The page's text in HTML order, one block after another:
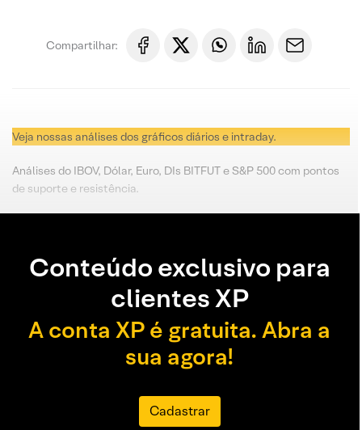
Compartilhar:
Veja nossas análises dos gráficos diários e intraday.
Análises do IBOV, Dólar, Euro, DIs BITFUT e S&P 500 com pontos
de suporte e resistência.
Conteúdo exclusivo para
clientes XP
A conta XP é gratuita. Abra a
sua agora!
Cadastrar